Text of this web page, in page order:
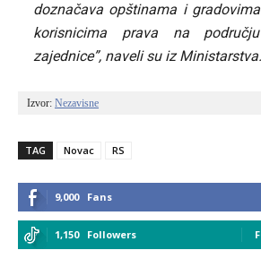
doznačava opštinama i
korisnicima prava na
zajednice”, naveli su iz Ministarstva.
Izvor: Nezavisne
TAG Novac RS
9,000 Fans
1,150 Followers